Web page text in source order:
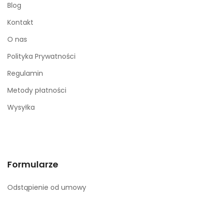
Blog
Kontakt
O nas
Polityka Prywatności
Regulamin
Metody płatności
Wysyłka
Formularze
Odstąpienie od umowy